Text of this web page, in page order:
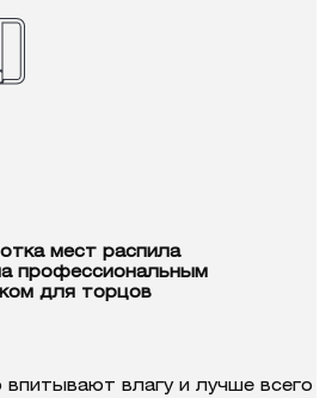
мест распила
профессиональным
для торцов
влагу и лучше всего